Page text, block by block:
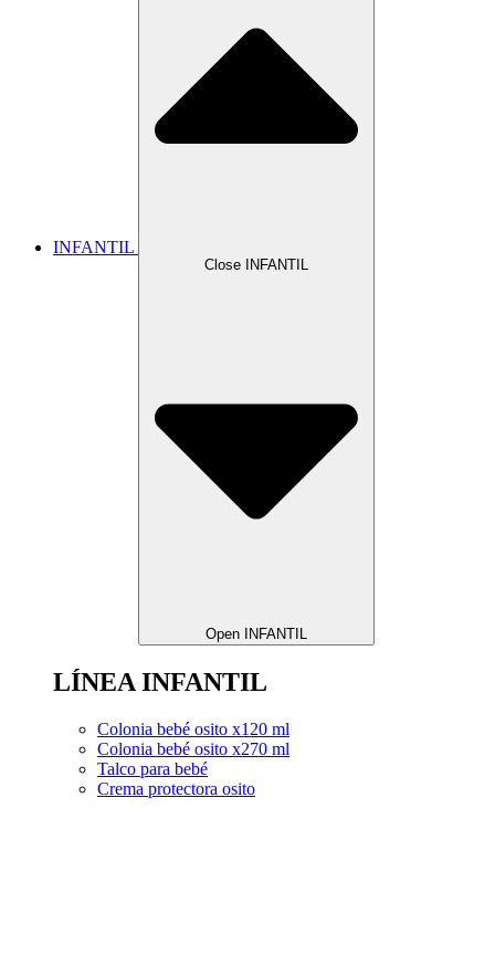
INFANTIL
Close INFANTIL
Open INFANTIL
LÍNEA INFANTIL
Colonia bebé osito x120 ml
Colonia bebé osito x270 ml
Talco para bebé
Crema protectora osito